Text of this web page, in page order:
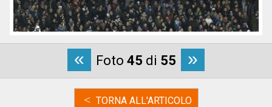
« Foto 45 di 55 »
< TORNA ALL'ARTICOLO